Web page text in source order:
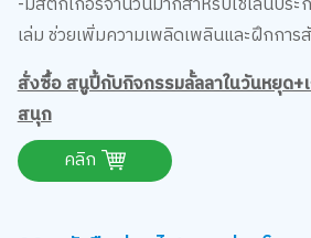
ศิลปะ ที่ขาดไม่ได้คือช่วยเสริมสร้างสมาธิ ค
พยายามในการทำภารกิจให้สำเร็จ อีกทั้งไ
ด้วยการลอกและแปะสติกเกอร์ รวมถึงกา
พัฒนาการทำงานประสานกันระหว่างมือแล
เนื้อหาและการเรียนรู้